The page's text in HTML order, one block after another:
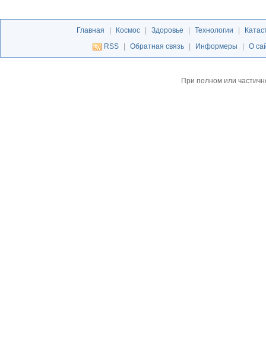
Главная Космос Здоровье Технологии
RSS
Обратная связь Информеры О
При полном или